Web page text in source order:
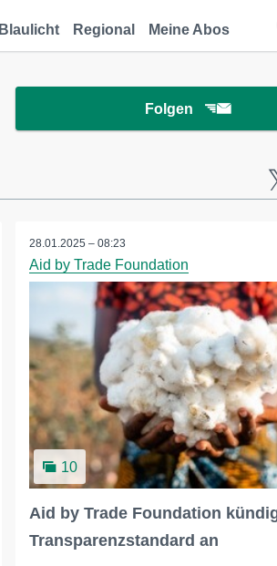
Blaulicht Regional Meine Abos
Folgen
28.01.2025 – 08:23
Aid by Trade Foundation
10
Aid by Trade Foundation
Transparenzstandard an